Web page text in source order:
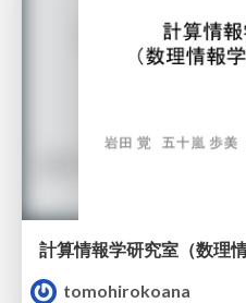
計算情報学研究室 （数理
tomohirokoana